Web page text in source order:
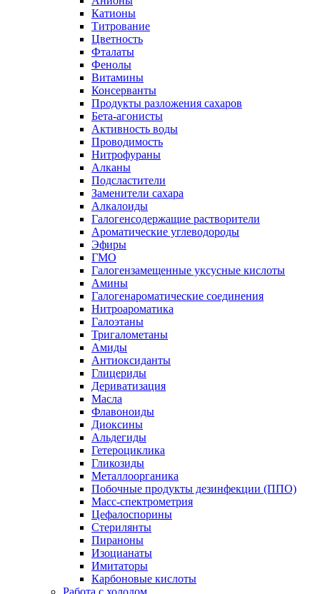
Катионы
Титрование
Цветность
Фталаты
Фенолы
Витамины
Консерванты
Продукты разложения сахаров
Бета-агонисты
Активность воды
Проводимость
Нитрофураны
Алканы
Подсластители
Заменители сахара
Алкалоиды
Галогенсодержащие растворители
Ароматические углеводороды
Эфиры
ГМО
Галогензамещенные уксусные кислоты
Амины
Галогенароматические соединения
Нитроароматика
Галоэтаны
Тригалометаны
Амиды
Антиоксиданты
Глицериды
Дериватизация
Масла
Флавоноиды
Диоксины
Альдегиды
Гетероциклика
Гликозиды
Металлоорганика
Побочные продукты дезинфекции (ППО)
Масс-спектрометрия
Цефалоспорины
Стерилянты
Пираноны
Изоцианаты
Имитаторы
Карбоновые кислоты
Работа с холодом